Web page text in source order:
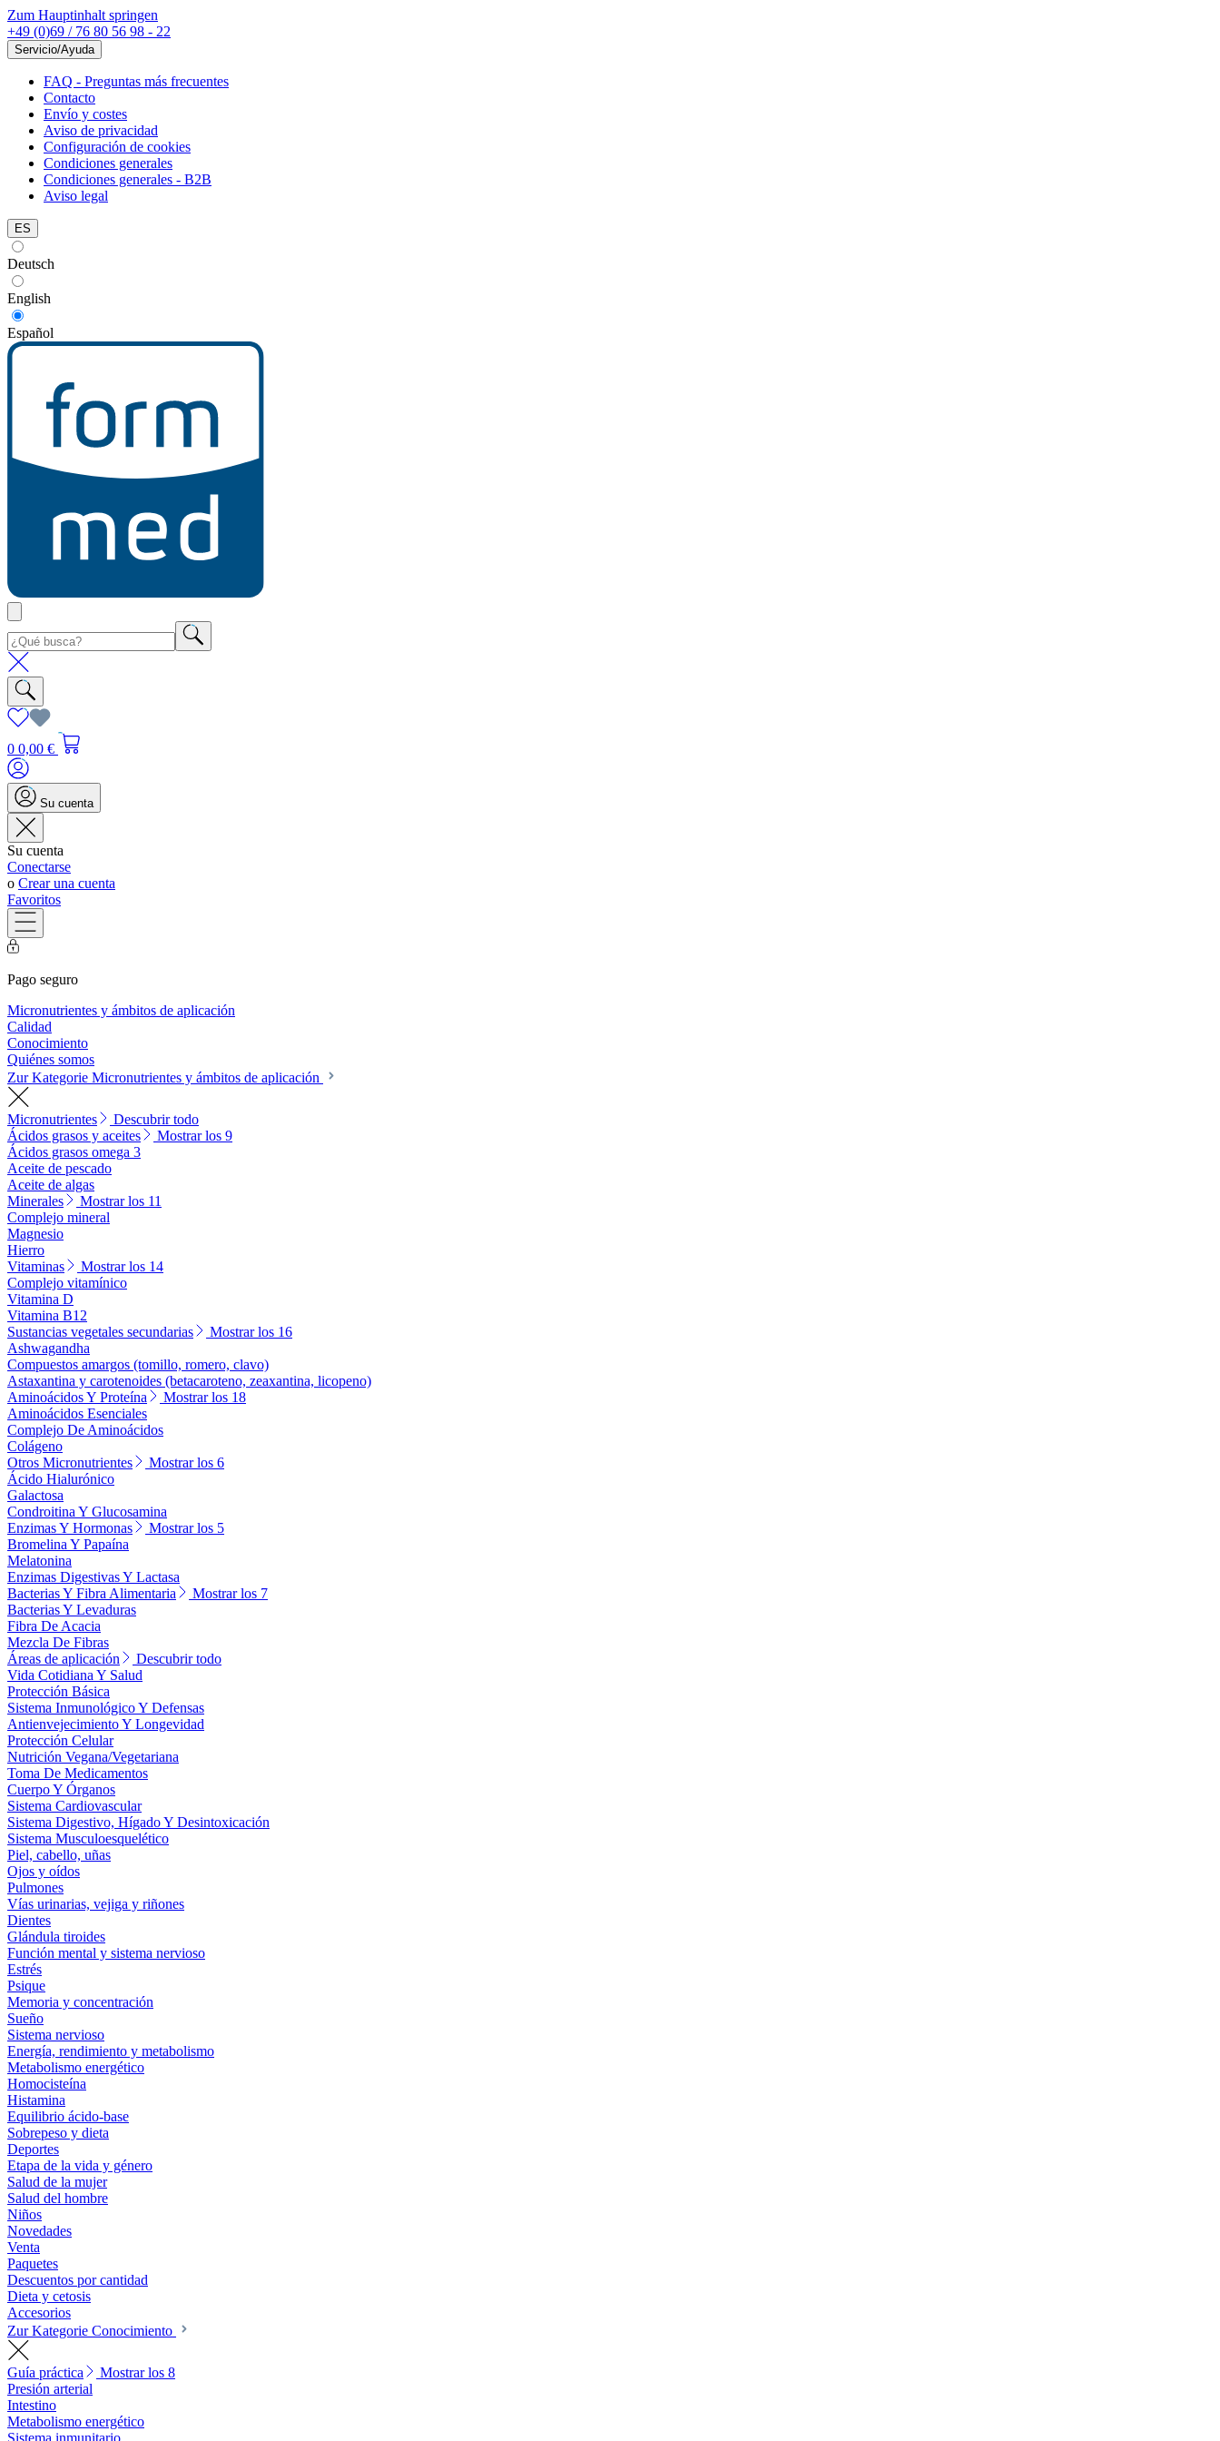
Zum Hauptinhalt springen
+49 (0)69 / 76 80 56 98 - 22
Servicio/Ayuda
FAQ - Preguntas más frecuentes
Contacto
Envío y costes
Aviso de privacidad
Configuración de cookies
Condiciones generales
Condiciones generales - B2B
Aviso legal
ES
Deutsch
English
Español
0 0,00 €
Su cuenta
Su cuenta
Conectarse
o Crear una cuenta
Favoritos
Pago seguro
Micronutrientes y ámbitos de aplicación
Calidad
Conocimiento
Quiénes somos
Zur Kategorie Micronutrientes y ámbitos de aplicación
Micronutrientes
Descubrir todo
Ácidos grasos y aceites
Mostrar los 9
Ácidos grasos omega 3
Aceite de pescado
Aceite de algas
Minerales
Mostrar los 11
Complejo mineral
Magnesio
Hierro
Vitaminas
Mostrar los 14
Complejo vitamínico
Vitamina D
Vitamina B12
Sustancias vegetales secundarias
Mostrar los 16
Ashwagandha
Compuestos amargos (tomillo, romero, clavo)
Astaxantina y carotenoides (betacaroteno, zeaxantina, licopeno)
Aminoácidos Y Proteína
Mostrar los 18
Aminoácidos Esenciales
Complejo De Aminoácidos
Colágeno
Otros Micronutrientes
Mostrar los 6
Ácido Hialurónico
Galactosa
Condroitina Y Glucosamina
Enzimas Y Hormonas
Mostrar los 5
Bromelina Y Papaína
Melatonina
Enzimas Digestivas Y Lactasa
Bacterias Y Fibra Alimentaria
Mostrar los 7
Bacterias Y Levaduras
Fibra De Acacia
Mezcla De Fibras
Áreas de aplicación
Descubrir todo
Vida Cotidiana Y Salud
Protección Básica
Sistema Inmunológico Y Defensas
Antienvejecimiento Y Longevidad
Protección Celular
Nutrición Vegana/Vegetariana
Toma De Medicamentos
Cuerpo Y Órganos
Sistema Cardiovascular
Sistema Digestivo, Hígado Y Desintoxicación
Sistema Musculoesquelético
Piel, cabello, uñas
Ojos y oídos
Pulmones
Vías urinarias, vejiga y riñones
Dientes
Glándula tiroides
Función mental y sistema nervioso
Estrés
Psique
Memoria y concentración
Sueño
Sistema nervioso
Energía, rendimiento y metabolismo
Metabolismo energético
Homocisteína
Histamina
Equilibrio ácido-base
Sobrepeso y dieta
Deportes
Etapa de la vida y género
Salud de la mujer
Salud del hombre
Niños
Novedades
Venta
Paquetes
Descuentos por cantidad
Dieta y cetosis
Accesorios
Zur Kategorie Conocimiento
Guía práctica
Mostrar los 8
Presión arterial
Intestino
Metabolismo energético